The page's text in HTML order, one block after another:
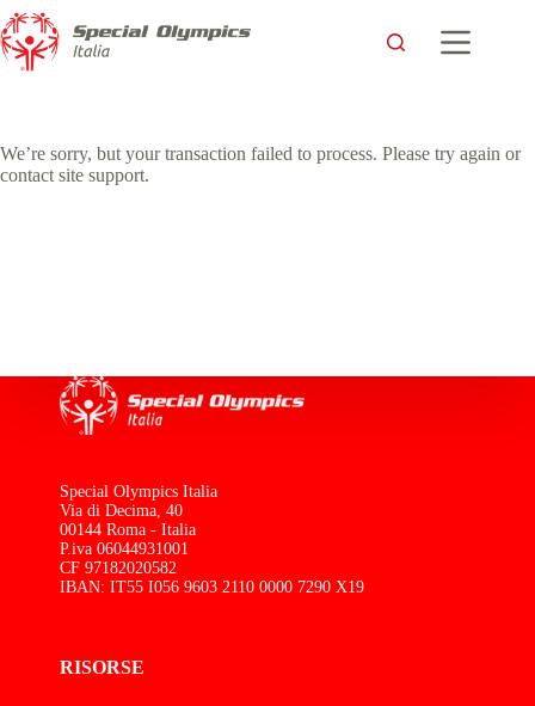
We’re sorry, but your transaction failed to process. Please try again or
contact site support.
Special Olympics Italia
Via di Decima, 40
00144 Roma - Italia
P.iva 06044931001
CF 97182020582
IBAN: IT55 I056 9603 2110 0000 7290 X19
RISORSE